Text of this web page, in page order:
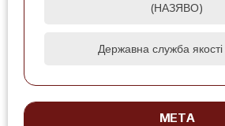
(НАЗЯВО)
Державна служба якості
МЕТА